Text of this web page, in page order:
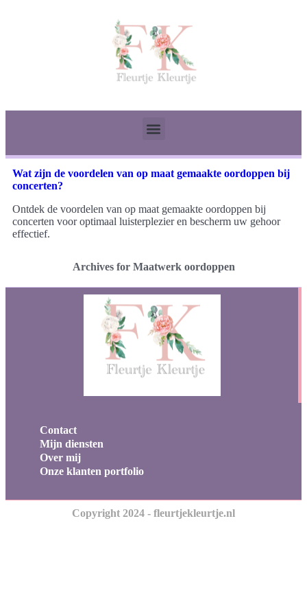
Wat zijn de voordelen van op maat gemaakte oordoppen bij
concerten?
Ontdek de voordelen van op maat gemaakte oordoppen bij
concerten voor optimaal luisterplezier en bescherm uw gehoor
effectief.
Archives for Maatwerk oordoppen
Contact
Mijn diensten
Over mij
Onze klanten portfolio
Copyright 2024 - fleurtjekleurtje.nl